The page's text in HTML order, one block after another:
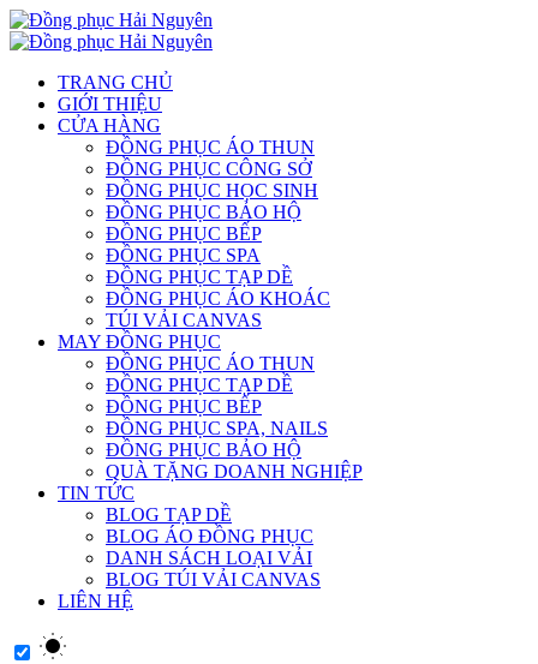
TRANG CHỦ
GIỚI THIỆU
CỬA HÀNG
ĐỒNG PHỤC ÁO THUN
ĐỒNG PHỤC CÔNG SỞ
ĐỒNG PHỤC HỌC SINH
ĐỒNG PHỤC BẢO HỘ
ĐỒNG PHỤC BẾP
ĐỒNG PHỤC SPA
ĐỒNG PHỤC TẠP DỀ
ĐỒNG PHỤC ÁO KHOÁC
TÚI VẢI CANVAS
MAY ĐỒNG PHỤC
ĐỒNG PHỤC ÁO THUN
ĐỒNG PHỤC TẠP DỀ
ĐỒNG PHỤC BẾP
ĐỒNG PHỤC SPA, NAILS
ĐỒNG PHỤC BẢO HỘ
QUÀ TẶNG DOANH NGHIỆP
TIN TỨC
BLOG TẠP DỀ
BLOG ÁO ĐỒNG PHỤC
DANH SÁCH LOẠI VẢI
BLOG TÚI VẢI CANVAS
LIÊN HỆ